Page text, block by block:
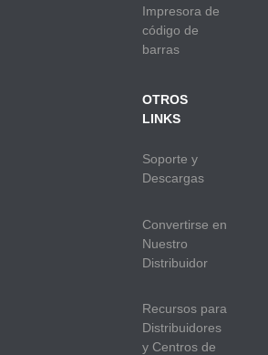
Impresora de
código de
barras
OTROS
LINKS
Soporte y
Descargas
Convertirse en
Nuestro
Distribuidor
Recursos para
Distribuidores
y Centros de